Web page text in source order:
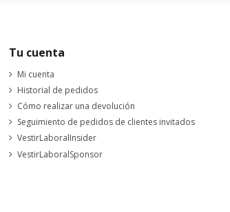
Tu cuenta
Mi cuenta
Historial de pedidos
Cómo realizar una devolución
Seguimiento de pedidos de clientes invitados
VestirLaboralInsider
VestirLaboralSponsor